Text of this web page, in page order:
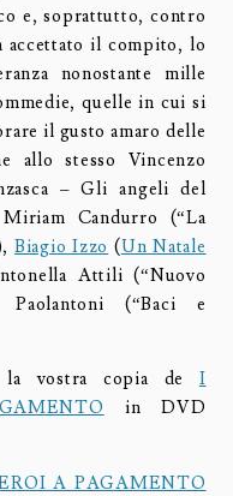
e, soprattutto, contro
accettato il compito, lo
nonostante mille
quelle in cui si
il gusto amaro delle
allo stesso Vincenzo
– Gli angeli del
Candurro (“La
Biagio Izzo (Un Natale
Attili (“Nuovo
Paolantoni (“Baci e
la vostra copia de I
in DVD
A PAGAMENTO